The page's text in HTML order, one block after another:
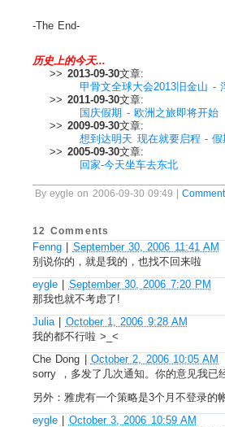
-The End-
历史上的今天...
>> 2013-09-30文章:
甲骨文全球大会2013旧金山 -
>> 2011-09-30文章:
国庆假期 - 欧洲之旅即将开始
>> 2009-09-30文章:
想到达明天 现在就要启程 - 假
>> 2005-09-30文章:
回家-今天坐车去东北
By eygle on 2006-09-30 09:49 |
12 Comments
Fenng | September 30, 2006 11:41 AM
别说你的，就是我的，也找不回来啦
eygle | September 30, 2006 7:20 PM
那我也就不考虑了!
Julia | October 1, 2006 9:28 AM
我的都不行啦 >_<
Che Dong | October 2, 2006 10:05 AM
sorry ，多发了几次通知。你的意见我已
另外：雅虎有一个策略是3个月不登录的
eygle | October 3, 2006 10:59 AM